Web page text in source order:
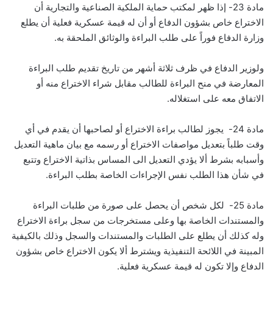
مادة 23- إذا ظهر لمكتب حماية الملكية الصناعية والتجارية أن
الاختراع خاص بشؤون الدفاع أو أن له قيمة عسكرية فعلية أن يطلع
وزارة الدفاع فوراً على طلب البراءة والوثائق الملحقة به.
ولوزير الدفاع في ظرف ثلاثة أشهر من تاريخ تقديم طلب البراءة
المعارضة في منح البراءة للطالب مقابل شراء الاختراع منه أو
الاتفاق معه على استغلاله.
مادة 24- يجوز لطالب براءة الاختراع أو لصاحبها أن يقدم في أي
وقت طلباً بتعديل مواصفات الاختراع أو رسمه مع بيان ماهية التعديل
وأسبابه بشرط ألا يؤدي التعديل الى المساس بذاتية الاختراع وتتبع
في شأن هذا الطلب نفس الإجراءات الخاصة بطلب البراءة.
مادة 25- لكل شخص أن يحصل على صورة من طلبات البراءة
والمستندات الخاصة بها وعلى مستخرجات من سجل براءة الاختراع
وله كذلك أن يطلع على الطلبات والمستندات والسجل وذلك بالكيفية
المبينة في اللائحة التنفيذية ويشترط ألا يكون الاختراع خاص بشؤون
الدفاع وإلا تكون له قيمة عسكرية فعلية.